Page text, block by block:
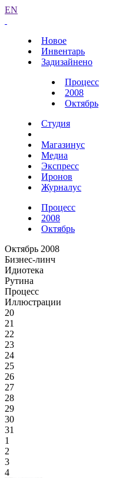
EN
Новое
Инвентарь
Задизайнено
Процесс
2008
Октябрь
Студия
Магазинус
Медиа
Экспресс
Иронов
Журналус
Процесс
2008
Октябрь
Октябрь 2008
Бизнес-линч
Идиотека
Рутина
Процесс
Иллюстрации
20
21
22
23
24
25
26
27
28
29
30
31
1
2
3
4